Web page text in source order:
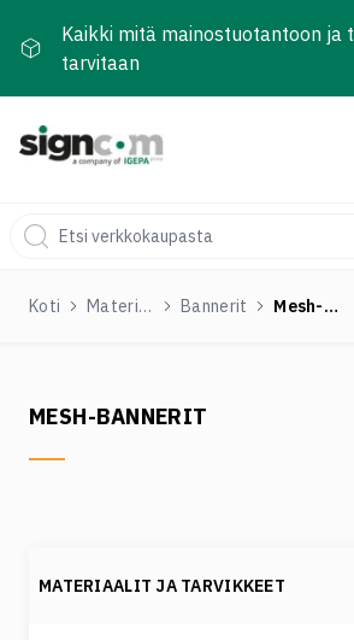
Kaikki mitä mainostuotantoon ja
tarvitaan
Koti Materiaalit ja tarvikkeet Bannerit Mesh-bannerit
MESH-BANNERIT
MATERIAALIT JA TARVIKKEET